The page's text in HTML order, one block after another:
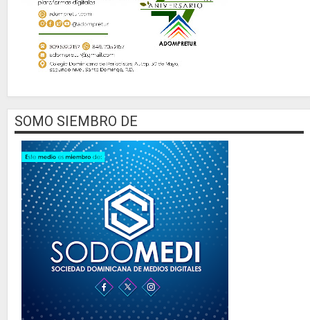
SOMO SIEMBRO DE